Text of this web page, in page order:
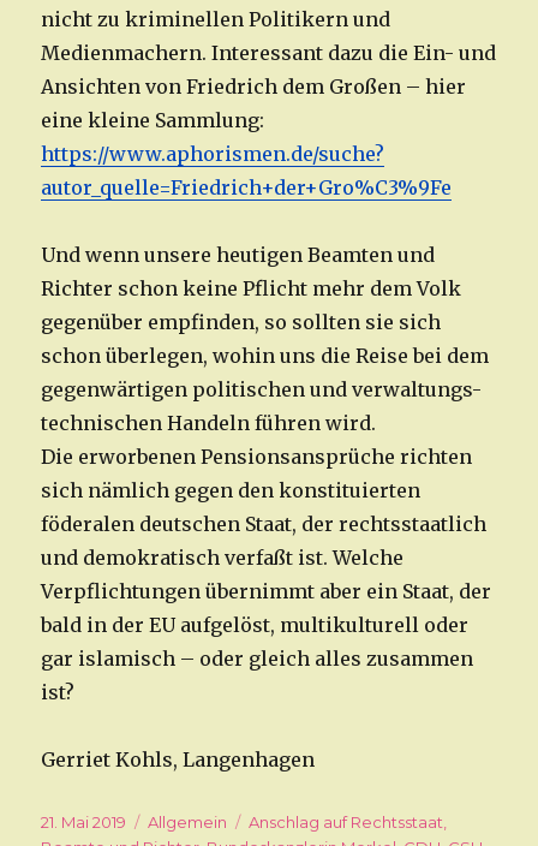
nicht zu kriminellen Politikern und
Medienmachern. Interessant dazu die Ein- und
Ansichten von Friedrich dem Großen – hier
eine kleine Sammlung:
https://www.aphorismen.de/suche?
autor_quelle=Friedrich+der+Gro%C3%9Fe
Und wenn unsere heutigen Beamten und
Richter schon keine Pflicht mehr dem Volk
gegenüber empfinden, so sollten sie sich
schon überlegen, wohin uns die Reise bei dem
gegenwärtigen politischen und verwaltungs-
technischen Handeln führen wird.
Die erworbenen Pensionsansprüche richten
sich nämlich gegen den konstituierten
föderalen deutschen Staat, der rechtsstaatlich
und demokratisch verfaßt ist. Welche
Verpflichtungen übernimmt aber ein Staat, der
bald in der EU aufgelöst, multikulturell oder
gar islamisch – oder gleich alles zusammen
ist?
Gerriet Kohls, Langenhagen
Veröffentlicht
21. Mai 2019 Kategorien
Allgemein Schlagwörter
Anschlag auf Rechtsstaat,